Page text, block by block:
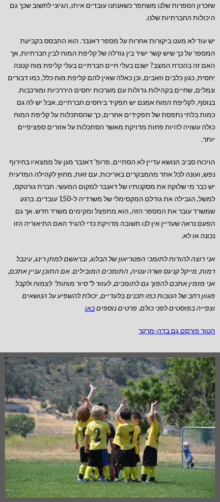
שזכרון הספרות שלנו משתפר כשאנחנו עובדים איתו, הגיוני לחשוב שכך גם
היכולות החברתיות שלנו.
יש עוד לא מעט ביקורות אחרות על מספר דאנבר. הוא התבסס בקביעת
המספר על כך שיש קשר ישיר בין גודלה של קליפת המוח לבין חברתיות, אך
האם זה בהכרח המצב? ישנם בעלי חיים חברתיים בעלי קליפת מוח קטנה
יחסית, כגון כלבים וזאבים, וכן כאלה שאין להם קליפת מוח כלל, כמו דבורים
ונמלים, שחיים בקהילות גדולות עם מערכות יחסים היררכיות ומורכבות.
בנוסף, לקליפת המוח אמנם יש תפקיד ביחסים חברתיים, אבל יש לה גם
כמות בלתי נתפסת של תפקידים אחרים, כך שהסתכלות על קליפת המוח
כולה עשויה להיות פחות מדויקת מאשר הסתכלות על אזורים ספציפיים
יותר.
הויכוח סביב הנושא עדיין לא הסתיים, פרופ' דאנבר מגן על ממצאיו בחירוף
נפש, ועונה לכל אחד מהמבקרים באריכות. עם זאת, מחוץ לקהילה המדעית
יש כבר מי שלוקח את מסקנותיו של דאנבר למקום המעשי. חברת גורטקס,
למשל, הגבילה את גודלם המקסימלי של משרדיה ל-150 עובדים. ברגע
שמשרד עובר את המספר הזה, הוא מתפצל ומקימים משרד חדש. אך גם
הפעם נראה שעדיין אין לנו תשובה מדויקת כדי להגיד האם התיאוריה הזו
נכונה או לא.
אני רוצה להודות לתומכי הפטריאון של הבלוג, ובראשם למתן רינג, עינבל
רמות, מייקל קניגס ושרה עטיה, התומכים המובילים.אם התוכן עניין אתכם,
אני מזמין אתכם להפוך גם לתומכים, לעזור ל"סיור מוחות" לצמוח ולקבל
מגוון רחב של הטבות כמו תכנים בלעדיים, יכולת להשפיע על הנושאים
וצפייה בפוסטים לפני כולם. פרטים נוספיםכאן
הטור פורסם גם בדה-מרקר